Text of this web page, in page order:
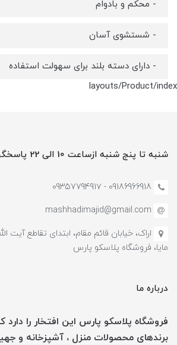
- محکم و بادوام
- شستشوی آسان
- دارای دسته بلند برای سهولت استفاده
layouts/Product/index
شنبه تا پنج شنبه ازساعت 10 الی 22 پاسخگوی شما هستیم
09186966918 - 0935779491۷
mashhadimajid@gmail.com
اراک، خیابان قائم مقام، ابتدای تقاطع آیت
مایا، فروشگاه پلاسکو پارس
درباره ما
فروشگاه پلاسکو پارس این افتخار را دارد
برندهای محصولات منزل ، آشپزخانه و